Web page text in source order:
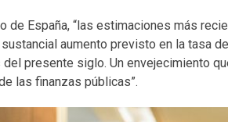
de España, “las estimaciones más
aumento previsto en la tasa
presente siglo. Un envejecimiento
las finanzas públicas”.